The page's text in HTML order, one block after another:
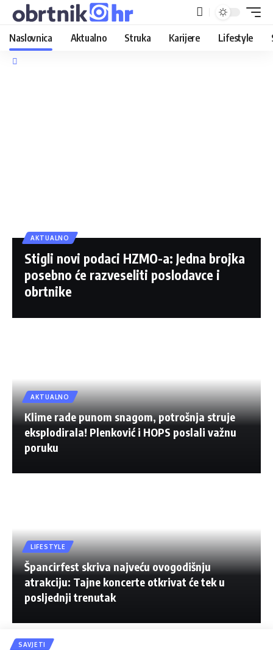
Naslovnica Aktualno Struka Karijere Lifestyle
AKTUALNO
Stigli novi podaci HZMO-a: Jedna brojka
posebno će razveseliti poslodavce i
obrtnike
AKTUALNO
Klime rade punom snagom, potrošnja struje
eksplodirala! Plenković i HOPS poslali važnu
poruku
LIFESTYLE
Špancirfest skriva najveću ovogodišnju
atrakciju: Tajne koncerte otkrivat će tek u
posljednji trenutak
SAVJETI